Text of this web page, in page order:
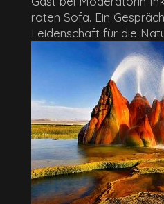
roten Sofa. Ein
Leidenschaft für die